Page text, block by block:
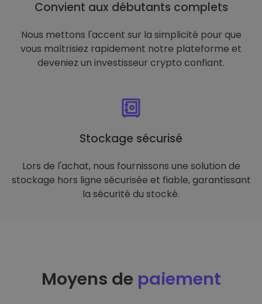
Convient aux débutants complets
Nous mettons l'accent sur la simplicité pour que
vous maîtrisiez rapidement notre plateforme et
deveniez un investisseur crypto confiant.
Stockage sécurisé
Lors de l'achat, nous fournissons une solution de
stockage hors ligne sécurisée et fiable, garantissant
la sécurité du stocké.
Moyens de paiement